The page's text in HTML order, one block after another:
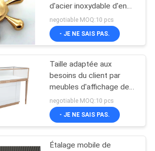
d'acier inoxydable d'en
cuivre de processus de
machine de commande
numérique par ordinateur
negotiable MOQ:10 pcs
- JE NE SAIS PAS.
Taille adaptée aux
besoins du client par
meubles d'affichage de
bijoux d'étalage de
magasin de bijoux d'acier
inoxydable en métal
negotiable MOQ:10 pcs
- JE NE SAIS PAS.
Étalage mobile de